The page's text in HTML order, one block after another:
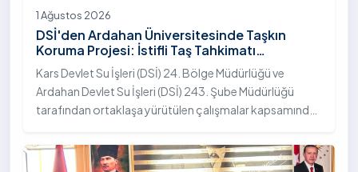
1 Ağustos 2026
DSİ'den Ardahan Üniversitesinde Taşkın
Koruma Projesi: İstifli Taş Tahkimatı
Çalışmaları Tamamlandı
Kars Devlet Su İşleri (DSİ) 24. Bölge Müdürlüğü ve
Ardahan Devlet Su İşleri (DSİ) 243. Şube Müdürlüğü
tarafından ortaklaşa yürütülen çalışmalar kapsamında,
"İstifli Taş Tahkimatı" projesi titizlikle tamamlandı.